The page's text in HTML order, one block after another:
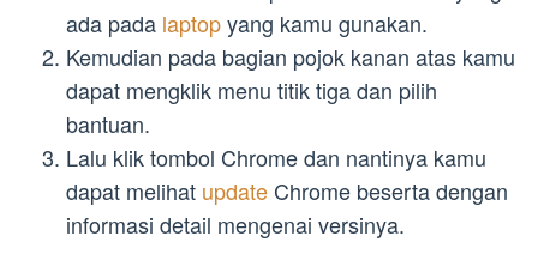
ada pada laptopyang kamu gunakan.
Kemudian pada bagian pojok kanan atas kamu
dapat mengklik menu titik tiga dan pilih
bantuan.
Lalu klik tombol Chrome dan nantinya kamu
dapat melihat update Chrome beserta dengan
informasi detail mengenai versinya.